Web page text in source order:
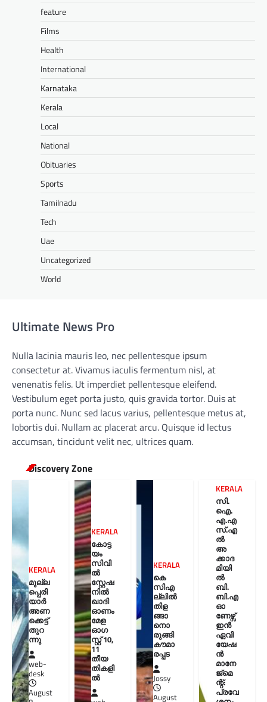
feature
Films
Health
International
Karnataka
Kerala
Local
National
Obituaries
Sports
Tamilnadu
Tech
Uae
Uncategorized
World
Ultimate News Pro
Nulla lacinia mauris leo, nec pellentesque ipsum
consectetur at. Vivamus iaculis fermentum nisl, at
venenatis felis. Ut imperdiet pellentesque eleifend.
Vestibulum eget porta justo, quis gravida tortor. Duis at
porta nunc. Nunc sed lacus varius, pellentesque metus at,
lobortis dui. Nullam ac placerat arcu. Quisque id lectus
accumsan, tincidunt velit nec, ultrices quam.
Discovery Zone
KERALA
മുല്ല
പ്പെരി
യാര്‍
അണ
ക്കെട്ട്
തുറ
ന്നു
web-
desk
August
KERALA
കോട്ട
യം
സിവി
ൽ
സ്റ്റേഷ
നിൽ
ഖാദി
ഓണം
മേള
ഓഗ
സ്റ്റ് 10,
11
തീയ
തികളി
ല്‍
KERALA
കെ
സിഎ
ല്ലിൽ
തിള
ങ്ങാ
നൊ
രുങ്ങി
കൗമാ
രപ്പട
Jossy
August
KERALA
സി.
ഐ.
എ.എ
സ്.എ
ൽ
അ
ക്കാദ
മിയി
ൽ
ബി.
ബി.എ
ഓ
ണേഴ്സ്
ഇൻ
ഏവി
യേഷ
ൻ
മാനേ
ജ്മെ
ന്റ്:
പ്രവേ